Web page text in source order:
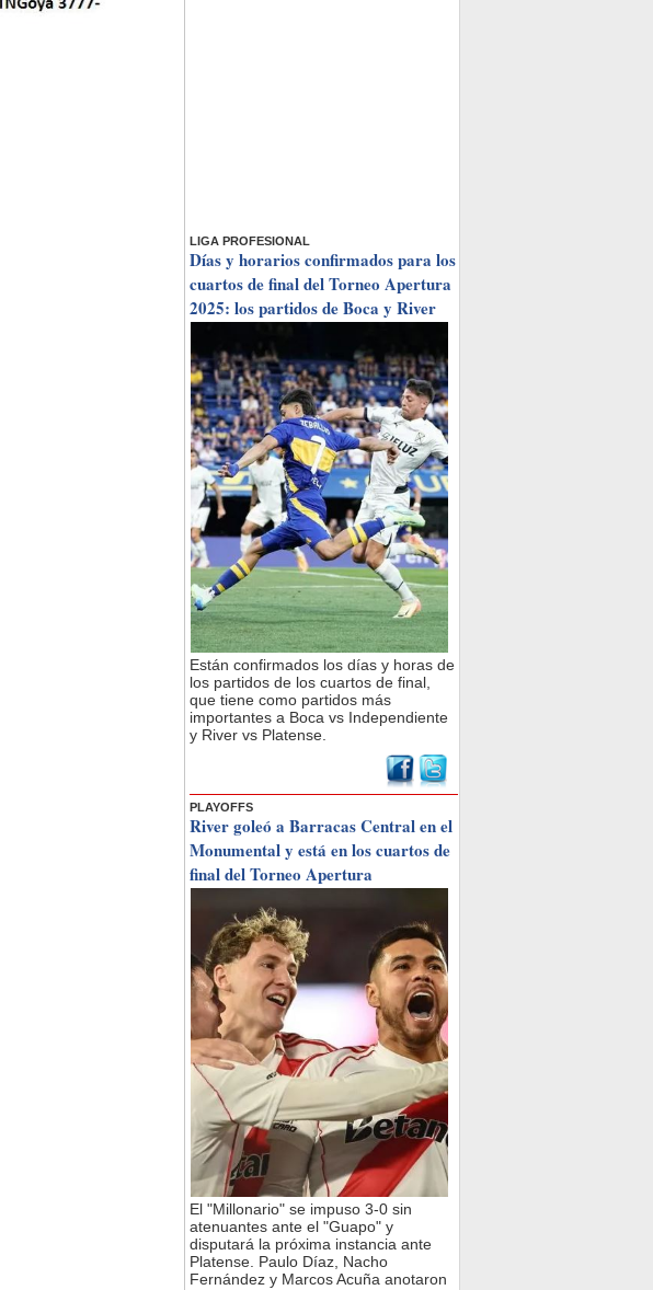
LIGA PROFESIONAL
Días y horarios confirmados para los
cuartos de final del Torneo Apertura
2025: los partidos de Boca y River
Están confirmados los días y horas de
los partidos de los cuartos de final,
que tiene como partidos más
importantes a Boca vs Independiente
y River vs Platense.
PLAYOFFS
River goleó a Barracas Central en el
Monumental y está en los cuartos de
final del Torneo Apertura
El "Millonario" se impuso 3-0 sin
atenuantes ante el "Guapo" y
disputará la próxima instancia ante
Platense. Paulo Díaz, Nacho
Fernández y Marcos Acuña anotaron